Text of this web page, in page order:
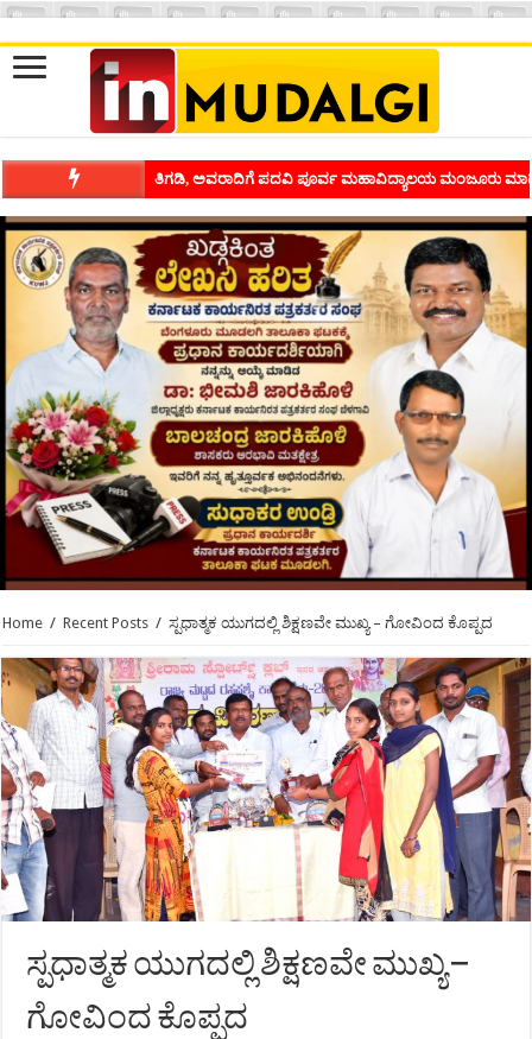
ಶಿವಾಪುರದಲ್ಲಿ ಕವಿಗೋಷ್ಠಿಯ ಸಂಭ್ರಮ ಭಾವನೆಗಳನ್ನು ಕಟ್ಟಿಕೊಡುವ
Home / Recent Posts / ಸ್ಪಧಾತ್ಮಕ ಯುಗದಲ್ಲಿ ಶಿಕ್ಷಣವೇ ಮುಖ್ಯ – ಗೋವಿಂದ ಕೊಪ್ಪದ
ಸ್ಪಧಾತ್ಮಕ ಯುಗದಲ್ಲಿ ಶಿಕ್ಷಣವೇ ಮುಖ್ಯ –
ಗೋವಿಂದ ಕೊಪ್ಪದ